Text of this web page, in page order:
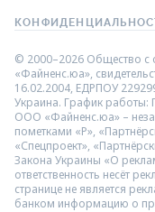
© 2000–2026 Общество с
«Файненс.юа»,
16.02.2004, ЕДРПОУ
Украина. График работы:
ООО «Файненс.юа» –
пометками «Р»,
«Спецпроект»,
Закона Украины «О
ответственность несёт
странице не является
банком информацию о